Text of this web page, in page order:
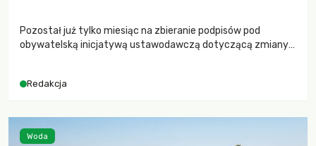
Pozostał już tylko miesiąc na zbieranie podpisów pod
obywatelską inicjatywą ustawodawczą dotyczącą zmiany
niezwykle korzystne rozwiązania dla przyrody i zwierząt,
funkcjonowania łowiectwa w Polsce.
Redakcja
Woda